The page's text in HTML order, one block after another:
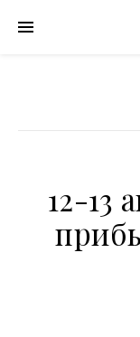
12-13